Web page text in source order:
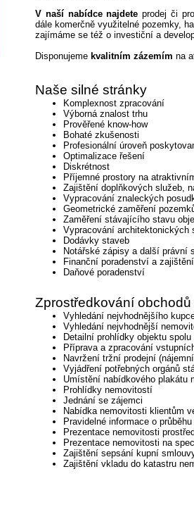
V naší nabídce najdete prodej či
dále komerčně využitelné pozemky,
zajímáme se též o investiční a
Disponujeme kvalitním zázemím na
Naše silné stránky
Komplexnost zpracování
Výborná znalost trhu
Prověřené know-how
Bohaté zkušenosti
Profesionální úroveň
Optimalizace řešení
Diskrétnost
Příjemné prostory na
Zajištění doplňkových služeb,
Vypracování znaleckých
Geometrické zaměření
Zaměření stávajícího stavu
Vypracování architektonických
Dodávky staveb
Notářské zápisy a další právní
Finanční poradenství a
Daňové poradenství
Zprostředkování
Vyhledání nejvhodnějšího
Vyhledání nejvhodnější
Detailní prohlídky objektu
Příprava a zpracování
Navržení tržní prodejní
Vyjádření potřebných orgánů
Umístění nabídkového plakátu
Prohlídky nemovitostí
Jednání se zájemci
Nabídka nemovitosti klientům
Pravidelné informace o
Prezentace nemovitosti
Prezentace nemovitosti na
Zajištění sepsání kupní
Zajištění vkladu do katastru